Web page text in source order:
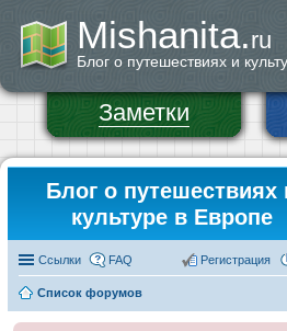
Mishanita.ru
Блог о путешествиях и
Заметки
Блог о путешествиях
культуре в Европе
Ссылки FAQ Регистрация
Список форумов